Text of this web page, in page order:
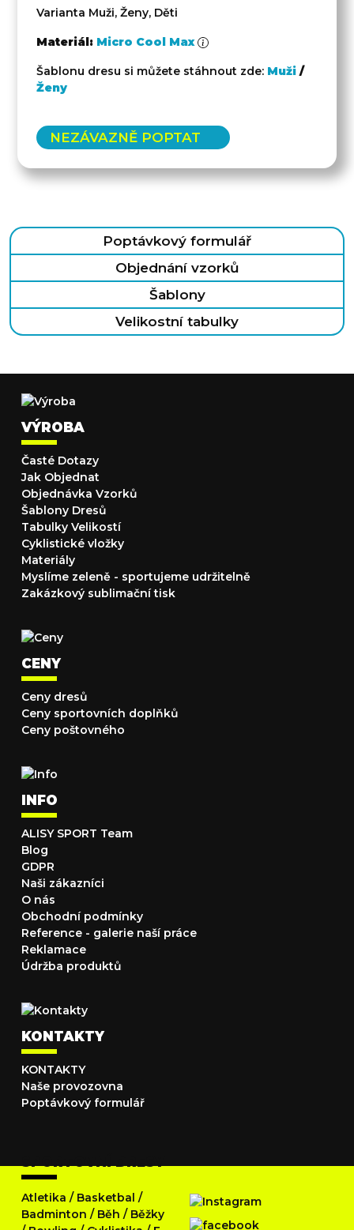
Varianta Muži, Ženy, Děti
Materiál: Micro Cool Max
Šablonu dresu si můžete stáhnout zde: Muži /
Ženy
NEZÁVAZNĚ POPTAT
Poptávkový formulář
Objednání vzorků
Šablony
Velikostní tabulky
VÝROBA
Časté Dotazy
Jak Objednat
Objednávka Vzorků
Šablony Dresů
Tabulky Velikostí
Cyklistické vložky
Materiály
Myslíme zeleně - sportujeme udržitelně
Zakázkový sublimační tisk
CENY
Ceny dresů
Ceny sportovních doplňků
Ceny poštovného
INFO
ALISY SPORT Team
Blog
GDPR
Naši zákazníci
O nás
Obchodní podmínky
Reference - galerie naší práce
Reklamace
Údržba produktů
KONTAKTY
KONTAKTY
Naše provozovna
Poptávkový formulář
SPORTOVNÍ DRESY
Atletika / Basketbal /
Badminton / Běh / Běžky